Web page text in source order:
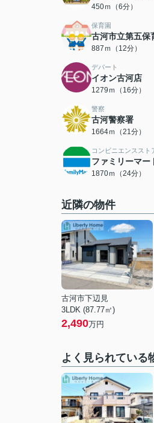
450ｍ（6分）
保育園
古河市立第五保
887ｍ（12分）
デパート
イオン古河店
1279ｍ（16分）
警察
古河警察署
1664ｍ（21分）
コンビニエンススト
ファミリーマー
1870ｍ（24分）
近隣の物件
古河市下辺見
3LDK (87.77㎡)
2,490万円
よく見られている